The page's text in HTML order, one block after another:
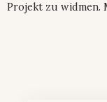
Projekt zu widmen.